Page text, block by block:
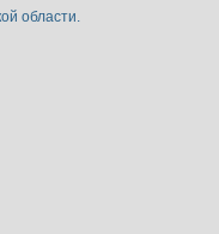
области.